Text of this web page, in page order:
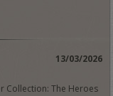
13/03/2026
Collection: The Heroes